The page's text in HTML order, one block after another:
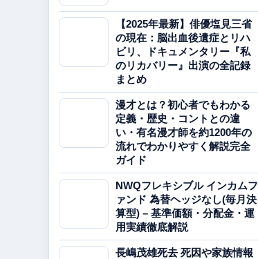
【2025年最新】俳優塩見三省
の現在：脳出血後遺症とリハ
ビリ、ドキュメンタリー『私
のリカバリー』出演の全記録
まとめ
漫才とは？初心者でもわかる
定義・歴史・コントとの違
い・有名漫才師を約1200年の
流れでわかりやすく解説完全
ガイド
NWQフレキシブル インカムフ
ァンド 為替ヘッジなし(毎月決
算型) – 基準価額・分配金・運
用実績徹底解説
長嶋茂雄死去 死因や家族情報